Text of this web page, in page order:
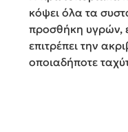
κόψει όλα τα
προσθήκη υγρών,
επιτρέπει την
οποιαδήποτε